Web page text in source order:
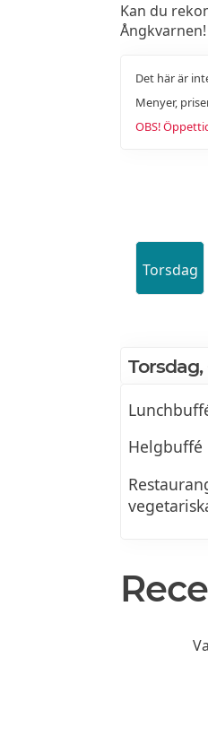
Kan du
Ångkvarnen!
Det här är
Menyer,
OBS!
Torsdag
Helgbuffé